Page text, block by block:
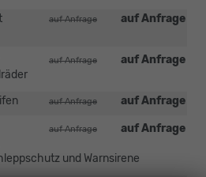
auf Anfrage
auf Anfrage
auf Anfrage
auf Anfrage
auf Anfrage
auf Anfrage
auf Anfrage
auf Anfrage
und Warnsirene